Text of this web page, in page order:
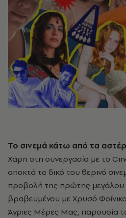
Το σινεμά κάτω από τα
Χάρη στη συνεργασία με το
αποκτά το δικό του θερινό
προβολή της πρώτης μεγάλου
βραβευμένου με Χρυσό
Άγριες Μέρες Μας, παρουσία